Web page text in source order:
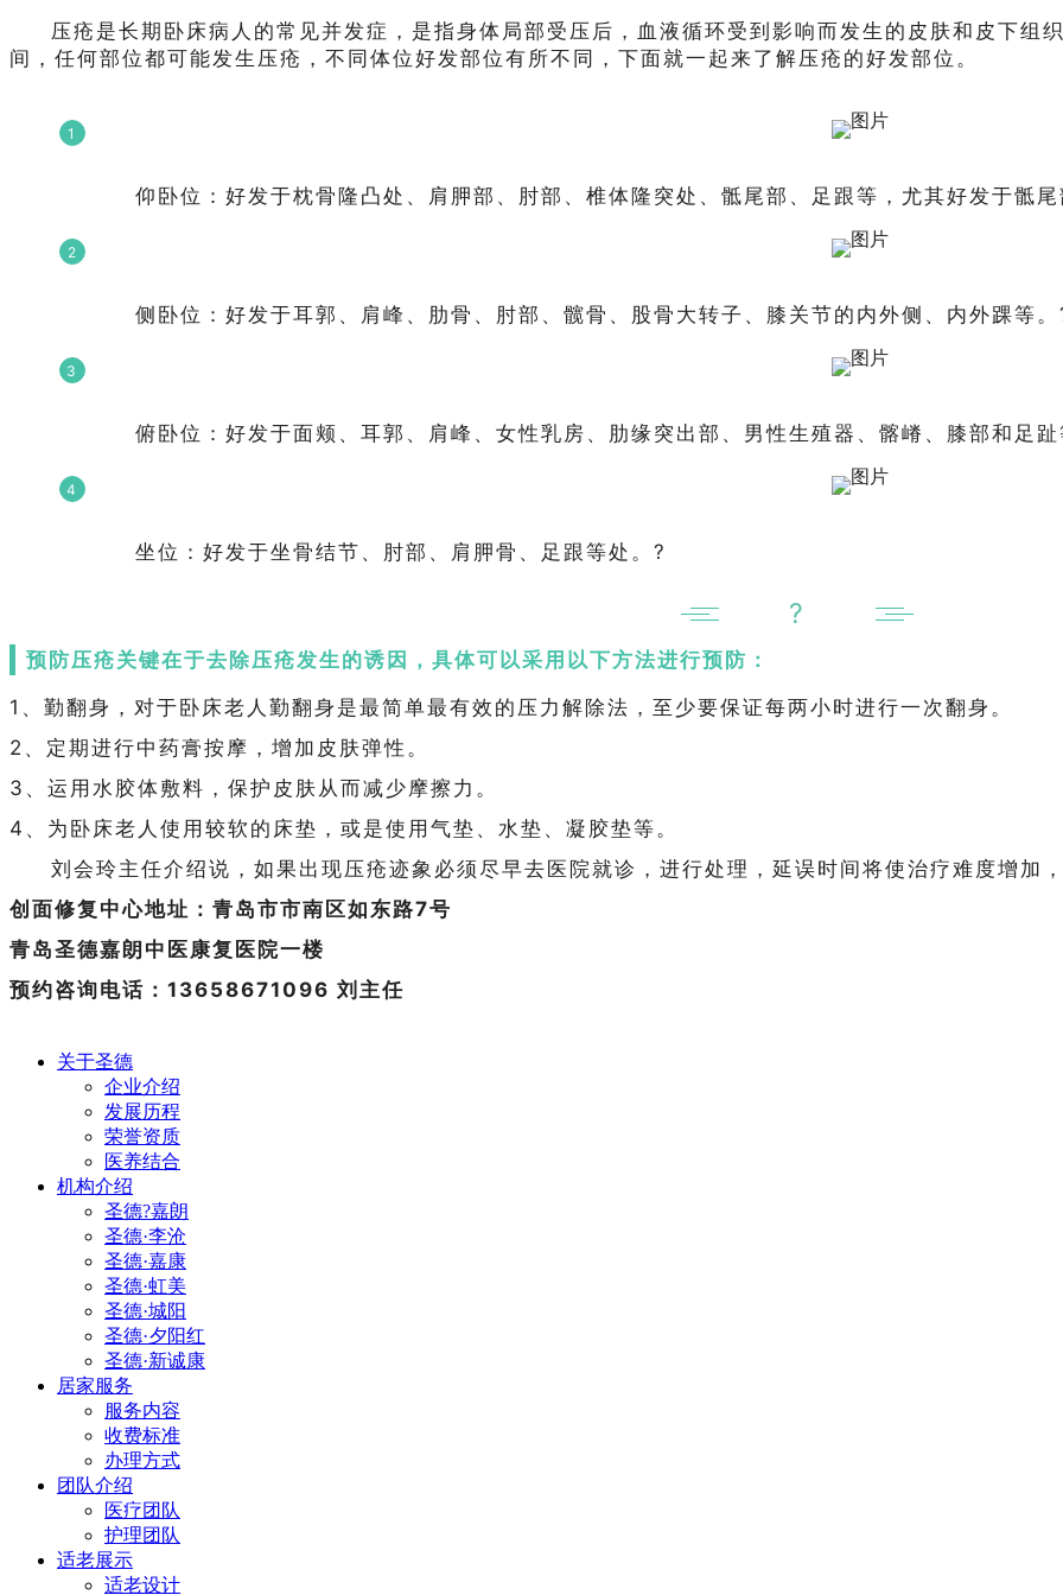
压疮是长期卧床病人的常见并发症，是指身体局部受压后，血液循环受到影响而发生的皮肤和皮下组
间，任何部位都可能发生压疮，不同体位好发部位有所不同，下面就一起来了解压疮的好发部位。
1
仰卧位：好发于枕骨隆凸处、肩胛部、肘部、椎体隆突处、骶尾部、足跟等，尤其好发于骶尾
2
侧卧位：好发于耳郭、肩峰、肋骨、肘部、髋骨、股骨大转子、膝关节的内外侧、内外踝等。
3
俯卧位：好发于面颊、耳郭、肩峰、女性乳房、肋缘突出部、男性生殖器、髂嵴、膝部和足趾
4
坐位：好发于坐骨结节、肘部、肩胛骨、足跟等处。?
?
预防压疮关键在于去除压疮发生的诱因，具体可以采用以下方法进行预防：
1、勤翻身，对于卧床老人勤翻身是最简单最有效的压力解除法，至少要保证每两小时进行一次翻身。
2、定期进行中药膏按摩，增加皮肤弹性。
3、运用水胶体敷料，保护皮肤从而减少摩擦力。
4、为卧床老人使用较软的床垫，或是使用气垫、水垫、凝胶垫等。
刘会玲主任介绍说，如果出现压疮迹象必须尽早去医院就诊，进行处理，延误时间将使治疗难度增加，
创面修复中心地址：青岛市市南区如东路7号
青岛圣德嘉朗中医康复医院一楼
预约咨询电话：13658671096 刘主任
关于圣德
企业介绍
发展历程
荣誉资质
医养结合
机构介绍
圣德?嘉朗
圣德·李沧
圣德·嘉康
圣德·虹美
圣德·城阳
圣德·夕阳红
圣德·新诚康
居家服务
服务内容
收费标准
办理方式
团队介绍
医疗团队
护理团队
适老展示
适老设计